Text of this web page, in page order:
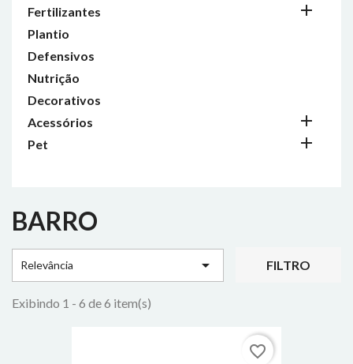
Fertilizantes 
Plantio
Defensivos
Nutrição
Decorativos
Acessórios

Pet 
BARRO
Relevância  FILTRO
Exibindo 1 - 6 de 6 item(s)
favorite_border